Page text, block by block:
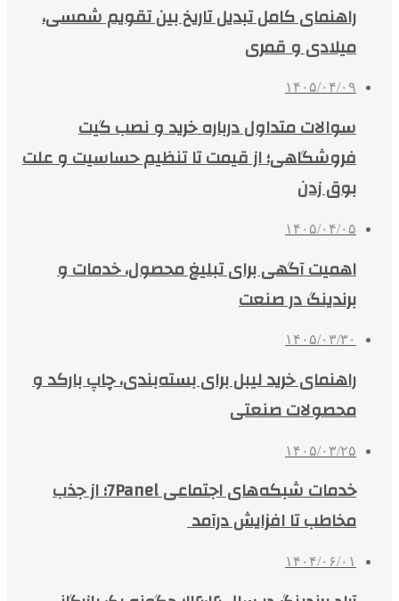
راهنمای کامل تبدیل تاریخ بین تقویم شمسی،
میلادی و قمری
۱۴۰۵/۰۴/۰۹
سوالات متداول درباره خرید و نصب گیت
فروشگاهی؛ از قیمت تا تنظیم حساسیت و علت
بوق زدن
۱۴۰۵/۰۴/۰۵
اهمیت آگهی برای تبلیغ محصول، خدمات و
برندینگ در صنعت
۱۴۰۵/۰۳/۳۰
راهنمای خرید لیبل برای بسته‌بندی، چاپ بارکد و
محصولات صنعتی
۱۴۰۵/۰۳/۲۵
خدمات شبکه‌های اجتماعی 7Panel؛ از جذب
مخاطب تا افزایش درآمد
۱۴۰۴/۰۶/۰۱